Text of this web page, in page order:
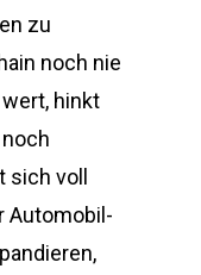
zu
noch nie
hinkt
voll
Automobil-